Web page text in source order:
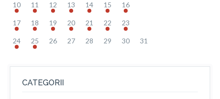
10 11 12 13 14 15 16
17 18 19 20 21 22 23
24 25 26 27 28 29 30 31
CATEGORII